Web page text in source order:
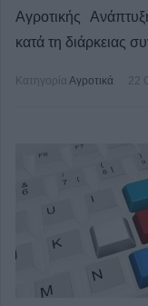
Αγροτικής
κατά τη διάρκειας
Κατηγορία Αγροτικά 22